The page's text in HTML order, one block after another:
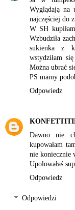
Wyglądają
najczęściej do
W SH
Wzbudziła
sukienka z
wstydziłam
Można ubrać
PS mamy
Odpowiedz
Dawno nie
kupowałam
nie koniecznie
Upolowałaś
Odpowiedz
Odpowiedzi